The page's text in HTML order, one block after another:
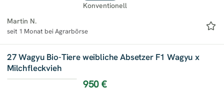
Konventionell
Martin N.
seit 1 Monat bei Agrarbörse
27 Wagyu Bio-Tiere weibliche Absetzer F1 Wagyu x
Milchfleckvieh
950 €